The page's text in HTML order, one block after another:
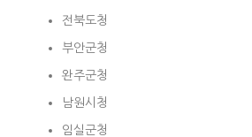
전북도청
부안군청
완주군청
남원시청
임실군청